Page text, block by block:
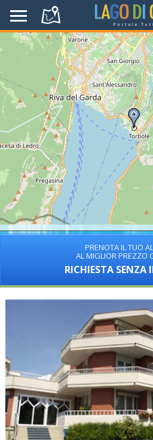
PRENOTA IL TUO
AL MIGLIOR PREZZO
RICHIESTA SENZA